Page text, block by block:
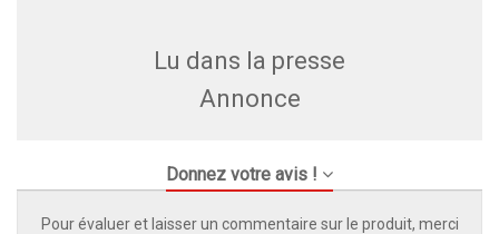
Lu dans la presse
Annonce
Donnez votre avis !
Pour évaluer et laisser un commentaire sur le produit, merci